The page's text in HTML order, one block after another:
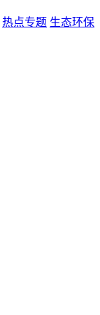
热点专题 生态环保